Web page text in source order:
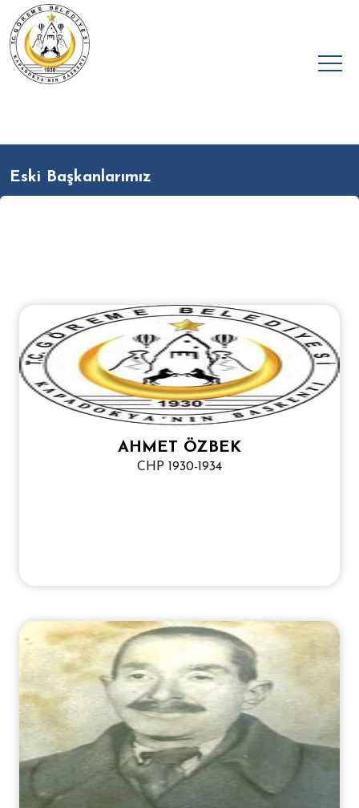
Eski Başkanlarımız
AHMET ÖZBEK
CHP 1930-1934